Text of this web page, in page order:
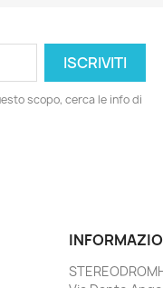
scopo, cerca le info di